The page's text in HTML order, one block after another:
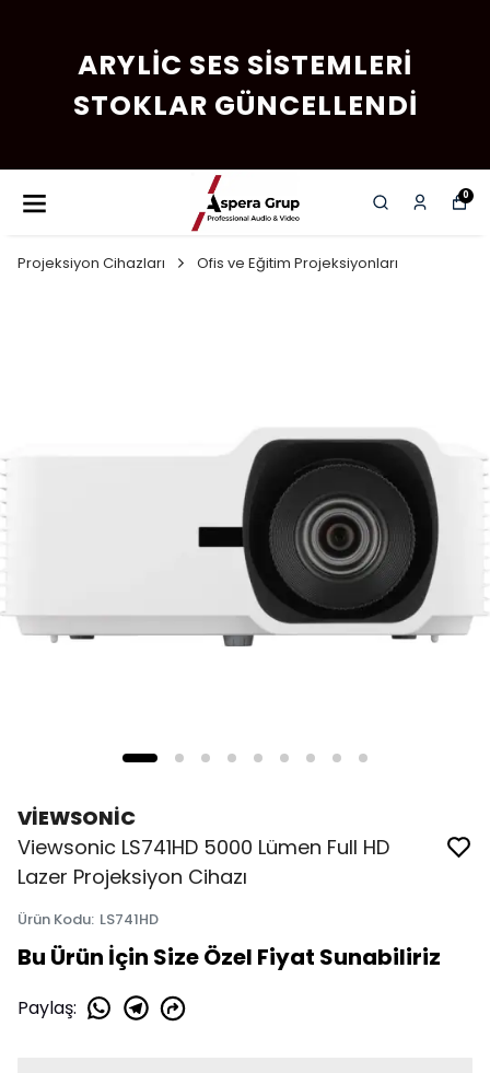
ARYLIC SES SISTEMLERI
STOKLAR GÜNCELLENDI
0
Projeksiyon Cihazları Ofis ve Eğitim Projeksiyonları
VİEWSONİC
Viewsonic LS741HD 5000 Lümen Full HD
Lazer Projeksiyon Cihazı
Ürün Kodu: LS741HD
Bu Ürün İçin Size Özel Fiyat Sunabiliriz
Paylaş: